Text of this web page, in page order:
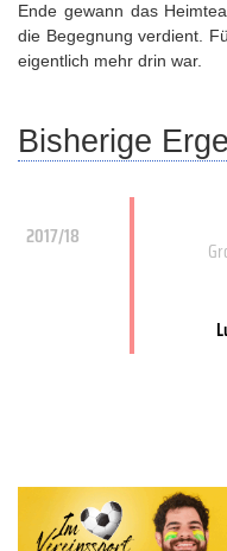
Ende gewann das
die Begegnung verdient.
eigentlich mehr drin war.
Bisherige
2017/18